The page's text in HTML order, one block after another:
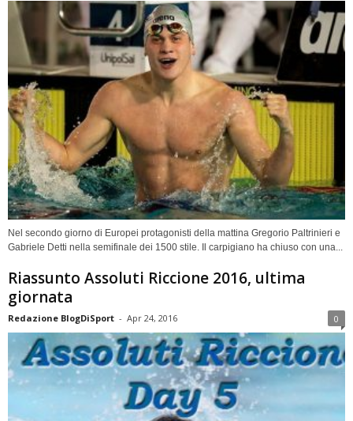
Nel secondo giorno di Europei protagonisti della mattina Gregorio Paltrinieri e
Gabriele Detti nella semifinale dei 1500 stile. Il carpigiano ha chiuso con una...
Riassunto Assoluti Riccione 2016, ultima
giornata
Redazione BlogDiSport - Apr 24, 2016 0